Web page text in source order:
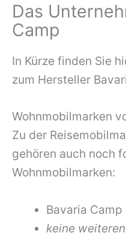
Das
Camp
In Kürze finden Sie
zum Hersteller
Wohnmobilmarken
Zu der
gehören auch noch
Wohnmobilmarken:
Bavaria Camp
keine